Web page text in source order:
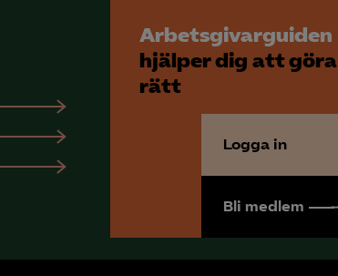
Arbetsgivarguiden
hjälper dig att göra
rätt
Logga in
Bli medlem